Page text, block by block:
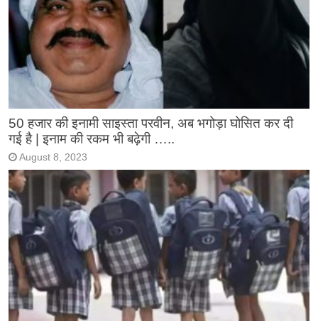
50 हजार की इनामी साइस्ता परवीन, अब भगोड़ा घोसित कर दी
गई है | इनाम की रकम भी बढ़ेगी …..
August 8, 2023